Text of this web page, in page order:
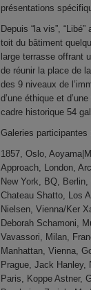
présentations
Depuis “la vis”,
toit du bâtiment
large terrasse offrant
de réunir la place de
des 9 niveaux de
d’une éthique et
cadre historique 54
Galeries participantes
1857, Oslo,
Approach, London,
New York, BQ,
Chateau Shatto, Los
Nielsen, Vienna/Ker
Deborah Schamoni,
Vavassori, Milan,
Manhattan, Vienna,
Prague, Jack Hanley,
Paris, Koppe Astner,